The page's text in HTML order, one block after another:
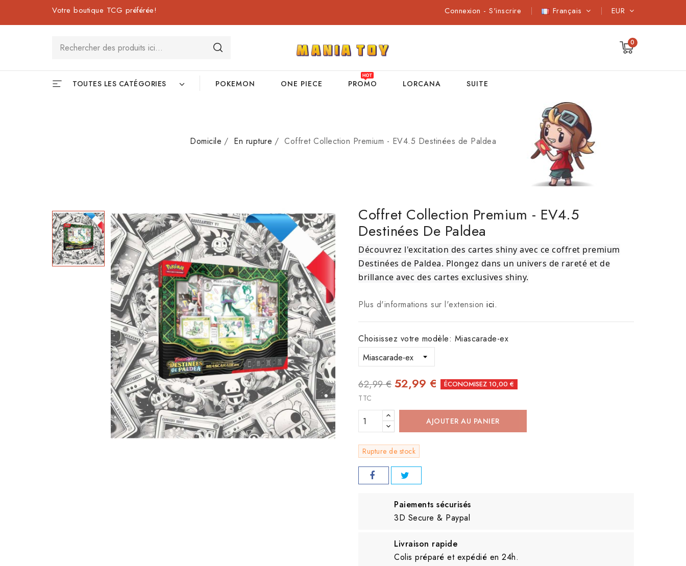
Votre boutique TCG préférée! EUR
Français
Connexion - S'inscrire
0
TOUTES LES CATÉGORIES POKEMON ONE PIECE PROMO LORCANA SUITE
Domicile En rupture Coffret Collection Premium - EV4.5 Destinées de Paldea
Coffret Collection Premium - EV4.5
Destinées De Paldea
Découvrez l'excitation des cartes shiny avec ce coffret premium
Destinées de Paldea. Plongez dans un univers de rareté et de
brillance avec des cartes exclusives shiny.
Plus d'informations sur l'extension ici.
Choisissez votre modèle: Miascarade-ex
62,99 € 52,99 € ÉCONOMISEZ 10,00 €
TTC
AJOUTER AU PANIER
Rupture de stock
Paiements sécurisés
3D Secure & Paypal
Livraison rapide
Colis préparé et expédié en 24h.